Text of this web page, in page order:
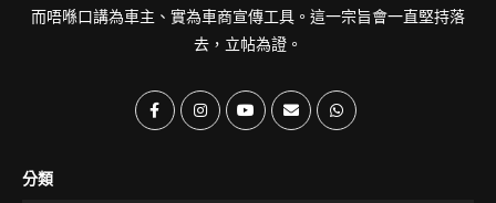
而唔喺口講為車主、實為車商宣傳工具。這一宗旨會一直堅持落
去，立帖為證。
分類